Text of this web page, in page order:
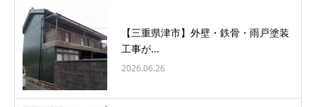
【三重県津市】外壁・鉄骨・雨戸塗装
工事が...
2026.06.26